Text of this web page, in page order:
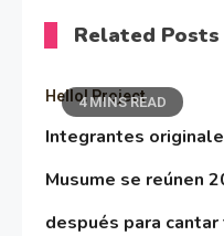
Related Posts
4 MINS READ
Hello! Project
Integrantes
Musume se reúnen
después para